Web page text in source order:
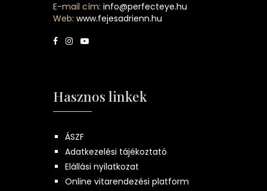
E-mail cím: info@perfecteye.hu
Web: www.fejesadrienn.hu
Hasznos linkek
ÁSZF
Adatkezelési tájékoztató
Elállási nyilatkozat
Online vitarendezési platform